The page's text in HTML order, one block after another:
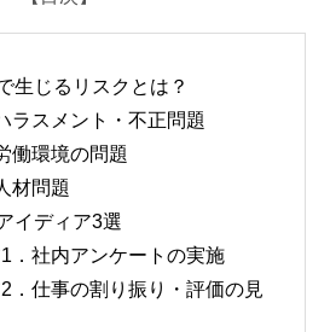
生じるリスクとは？
ラスメント・不正問題
働環境の問題
材問題
イディア3選
．社内アンケートの実施
．仕事の割り振り・評価の見